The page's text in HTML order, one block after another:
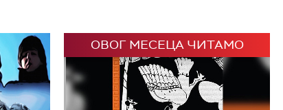
ОВОГ МЕСЕЦА ЧИТАМО